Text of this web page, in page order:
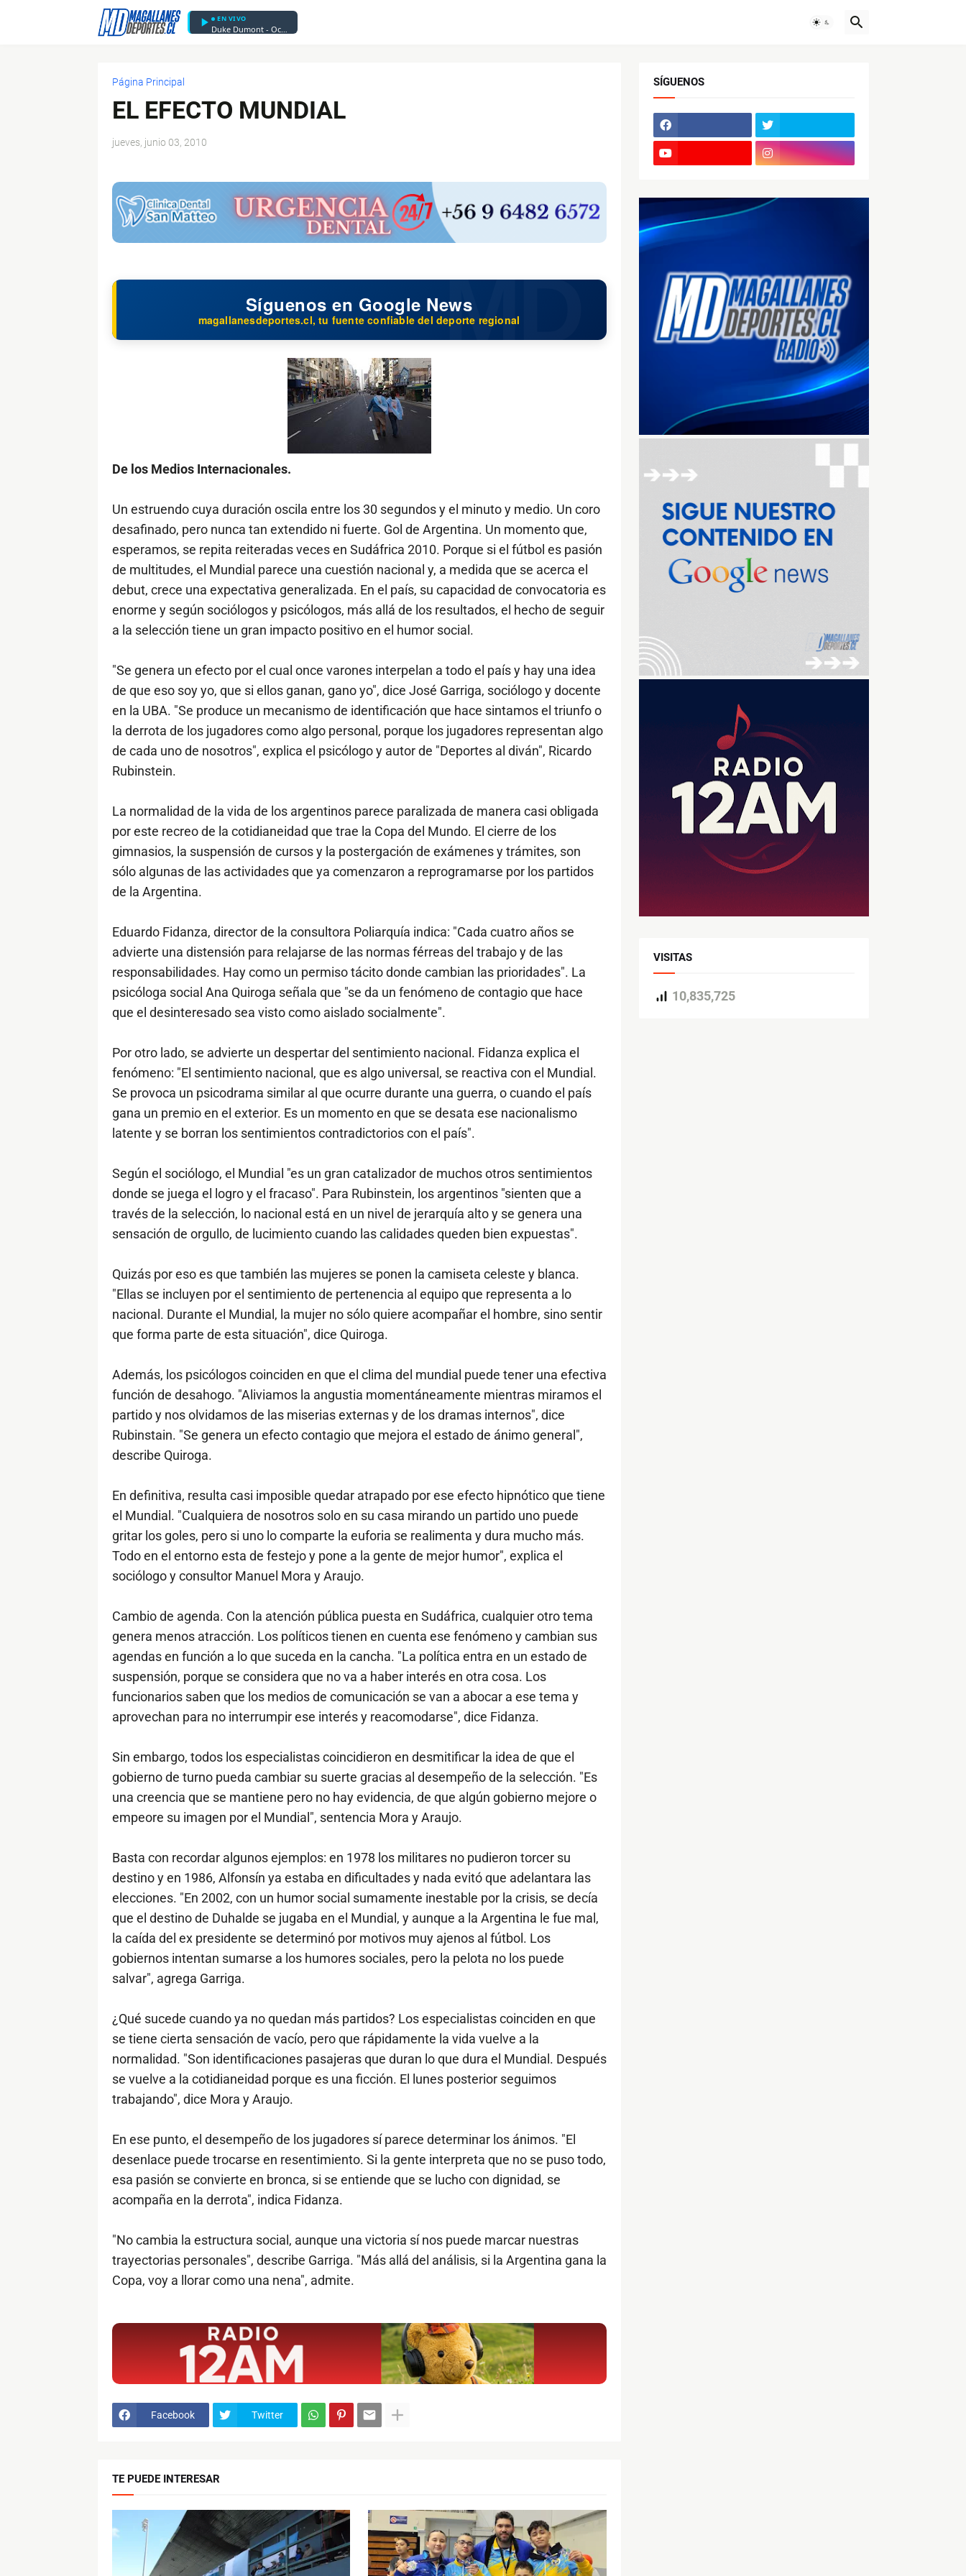
EN VIVO
Duke Dumont - Ocean Drive
Página Principal
EL EFECTO MUNDIAL
jueves, junio 03, 2010
Síguenos en Google News
magallanesdeportes.cl, tu fuente confiable del deporte regional
De los Medios Internacionales.
Un estruendo cuya duración oscila entre los 30 segundos y el minuto y medio. Un coro
desafinado, pero nunca tan extendido ni fuerte. Gol de Argentina. Un momento que,
esperamos, se repita reiteradas veces en Sudáfrica 2010. Porque si el fútbol es pasión
de multitudes, el Mundial parece una cuestión nacional y, a medida que se acerca el
debut, crece una expectativa generalizada. En el país, su capacidad de convocatoria es
enorme y según sociólogos y psicólogos, más allá de los resultados, el hecho de seguir
a la selección tiene un gran impacto positivo en el humor social.
"Se genera un efecto por el cual once varones interpelan a todo el país y hay una idea
de que eso soy yo, que si ellos ganan, gano yo", dice José Garriga, sociólogo y docente
en la UBA. "Se produce un mecanismo de identificación que hace sintamos el triunfo o
la derrota de los jugadores como algo personal, porque los jugadores representan algo
de cada uno de nosotros", explica el psicólogo y autor de "Deportes al diván", Ricardo
Rubinstein.
La normalidad de la vida de los argentinos parece paralizada de manera casi obligada
por este recreo de la cotidianeidad que trae la Copa del Mundo. El cierre de los
gimnasios, la suspensión de cursos y la postergación de exámenes y trámites, son
sólo algunas de las actividades que ya comenzaron a reprogramarse por los partidos
de la Argentina.
Eduardo Fidanza, director de la consultora Poliarquía indica: "Cada cuatro años se
advierte una distensión para relajarse de las normas férreas del trabajo y de las
responsabilidades. Hay como un permiso tácito donde cambian las prioridades". La
psicóloga social Ana Quiroga señala que "se da un fenómeno de contagio que hace
que el desinteresado sea visto como aislado socialmente".
Por otro lado, se advierte un despertar del sentimiento nacional. Fidanza explica el
fenómeno: "El sentimiento nacional, que es algo universal, se reactiva con el Mundial.
Se provoca un psicodrama similar al que ocurre durante una guerra, o cuando el país
gana un premio en el exterior. Es un momento en que se desata ese nacionalismo
latente y se borran los sentimientos contradictorios con el país".
Según el sociólogo, el Mundial "es un gran catalizador de muchos otros sentimientos
donde se juega el logro y el fracaso". Para Rubinstein, los argentinos "sienten que a
través de la selección, lo nacional está en un nivel de jerarquía alto y se genera una
sensación de orgullo, de lucimiento cuando las calidades queden bien expuestas".
Quizás por eso es que también las mujeres se ponen la camiseta celeste y blanca.
"Ellas se incluyen por el sentimiento de pertenencia al equipo que representa a lo
nacional. Durante el Mundial, la mujer no sólo quiere acompañar el hombre, sino sentir
que forma parte de esta situación", dice Quiroga.
Además, los psicólogos coinciden en que el clima del mundial puede tener una efectiva
función de desahogo. "Aliviamos la angustia momentáneamente mientras miramos el
partido y nos olvidamos de las miserias externas y de los dramas internos", dice
Rubinstain. "Se genera un efecto contagio que mejora el estado de ánimo general",
describe Quiroga.
En definitiva, resulta casi imposible quedar atrapado por ese efecto hipnótico que tiene
el Mundial. "Cualquiera de nosotros solo en su casa mirando un partido uno puede
gritar los goles, pero si uno lo comparte la euforia se realimenta y dura mucho más.
Todo en el entorno esta de festejo y pone a la gente de mejor humor", explica el
sociólogo y consultor Manuel Mora y Araujo.
Cambio de agenda. Con la atención pública puesta en Sudáfrica, cualquier otro tema
genera menos atracción. Los políticos tienen en cuenta ese fenómeno y cambian sus
agendas en función a lo que suceda en la cancha. "La política entra en un estado de
suspensión, porque se considera que no va a haber interés en otra cosa. Los
funcionarios saben que los medios de comunicación se van a abocar a ese tema y
aprovechan para no interrumpir ese interés y reacomodarse", dice Fidanza.
Sin embargo, todos los especialistas coincidieron en desmitificar la idea de que el
gobierno de turno pueda cambiar su suerte gracias al desempeño de la selección. "Es
una creencia que se mantiene pero no hay evidencia, de que algún gobierno mejore o
empeore su imagen por el Mundial", sentencia Mora y Araujo.
Basta con recordar algunos ejemplos: en 1978 los militares no pudieron torcer su
destino y en 1986, Alfonsín ya estaba en dificultades y nada evitó que adelantara las
elecciones. "En 2002, con un humor social sumamente inestable por la crisis, se decía
que el destino de Duhalde se jugaba en el Mundial, y aunque a la Argentina le fue mal,
la caída del ex presidente se determinó por motivos muy ajenos al fútbol. Los
gobiernos intentan sumarse a los humores sociales, pero la pelota no los puede
salvar", agrega Garriga.
¿Qué sucede cuando ya no quedan más partidos? Los especialistas coinciden en que
se tiene cierta sensación de vacío, pero que rápidamente la vida vuelve a la
normalidad. "Son identificaciones pasajeras que duran lo que dura el Mundial. Después
se vuelve a la cotidianeidad porque es una ficción. El lunes posterior seguimos
trabajando", dice Mora y Araujo.
En ese punto, el desempeño de los jugadores sí parece determinar los ánimos. "El
desenlace puede trocarse en resentimiento. Si la gente interpreta que no se puso todo,
esa pasión se convierte en bronca, si se entiende que se lucho con dignidad, se
acompaña en la derrota", indica Fidanza.
"No cambia la estructura social, aunque una victoria sí nos puede marcar nuestras
trayectorias personales", describe Garriga. "Más allá del análisis, si la Argentina gana la
Copa, voy a llorar como una nena", admite.
Facebook Twitter
TE PUEDE INTERESAR
SÍGUENOS
VISITAS
10,835,725